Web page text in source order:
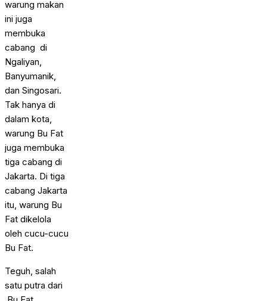
warung makan
ini juga
membuka
cabang di
Ngaliyan,
Banyumanik,
dan Singosari.
Tak hanya di
dalam kota,
warung Bu Fat
juga membuka
tiga cabang di
Jakarta. Di tiga
cabang Jakarta
itu, warung Bu
Fat dikelola
oleh cucu-cucu
Bu Fat.
Teguh, salah
satu putra dari